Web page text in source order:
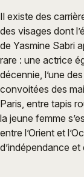
Il existe des
des visages dont
de Yasmine Sabri
rare : une actrice
décennie, l’une
convoitées des
Paris, entre tapis
la jeune femme
entre l’Orient et
d’indépendance et